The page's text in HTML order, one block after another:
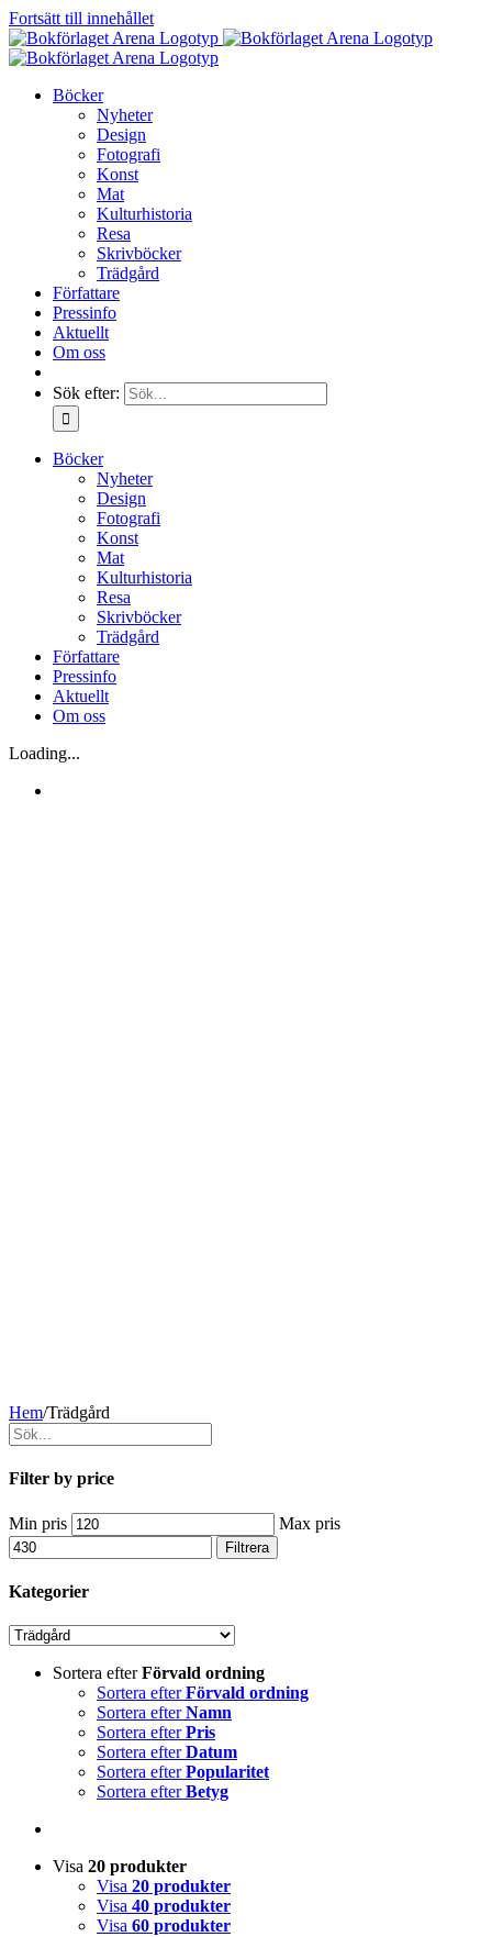
Fortsätt till innehållet
Böcker
Nyheter
Design
Fotografi
Konst
Mat
Kulturhistoria
Resa
Skrivböcker
Trädgård
Författare
Pressinfo
Aktuellt
Om oss
Sök efter:
Böcker
Nyheter
Design
Fotografi
Konst
Mat
Kulturhistoria
Resa
Skrivböcker
Trädgård
Författare
Pressinfo
Aktuellt
Om oss
Loading...
Hem/Trädgård
Filter by price
Min pris Max pris
Filtrera
Kategorier
Sortera efterFörvald ordning
Sortera efterFörvald ordning
Sortera efterNamn
Sortera efterPris
Sortera efterDatum
Sortera efterPopularitet
Sortera efterBetyg
Visa 20 produkter
Visa 20 produkter
Visa 40 produkter
Visa 60 produkter